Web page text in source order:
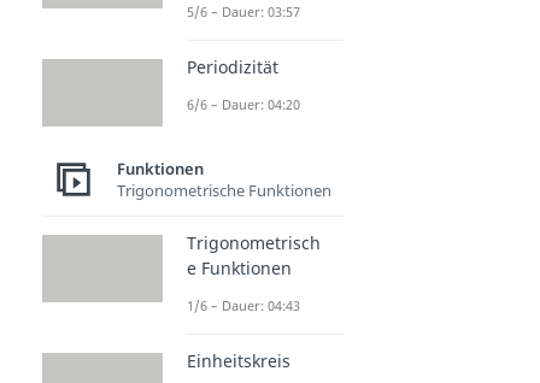
5/6 – Dauer: 03:57
Periodizität
6/6 – Dauer: 04:20
Funktionen
Trigonometrische Funktionen
Trigonometrisch
e Funktionen
1/6 – Dauer: 04:43
Einheitskreis